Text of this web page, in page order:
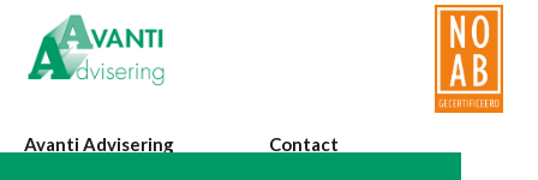
Avanti Advisering Contact